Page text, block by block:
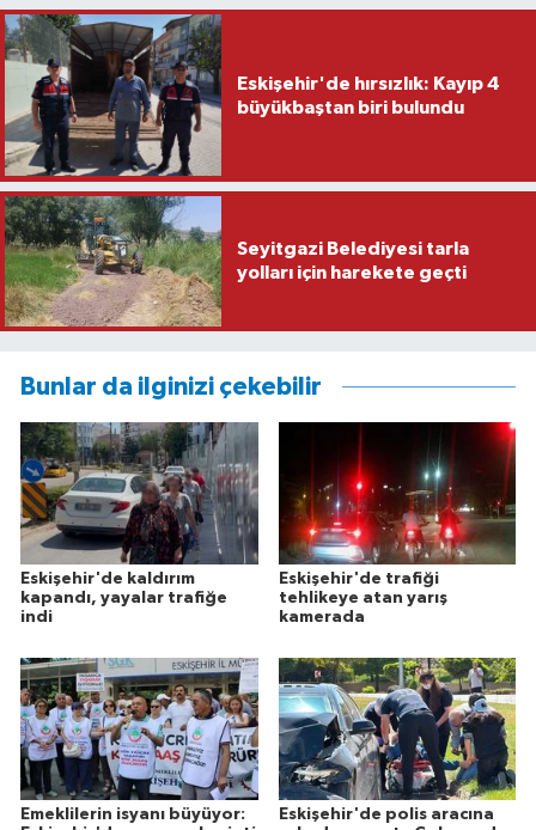
Eskişehir'de hırsızlık: Kayıp 4
büyükbaştan biri bulundu
Seyitgazi Belediyesi tarla
yolları için harekete geçti
Bunlar da ilginizi çekebilir
Eskişehir'de kaldırım
kapandı, yayalar trafiğe
indi
Eskişehir'de trafiği
tehlikeye atan yarış
kamerada
Emeklilerin isyanı büyüyor:
Eskişehir'de polis aracına